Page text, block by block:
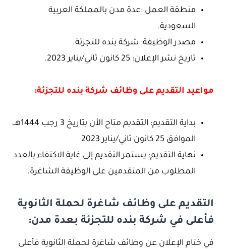
منطقة العمل :عدة مدن بالمملكة العربية
السعودية.
مصدر الوظيفة: شركة بنده للتجزئة.
تاريخ نشر الإعلان: 25 كانون ثاني/يناير 2023.
مواعيد التقديم على وظائف شركة بنده للتجزئة:
بداية التقديم: التقديم متاح الأن بتاريخ 3 رجب 1444هـ،
الموافق 25 كانون ثاني/يناير 2023
نهاية التقديم: يستمر التقديم إلى غاية الاكتفاء بالعدد
المطلوب من المتقدمين على الوظيفة الشاغرة.
التقديم على وظائف شاغرة لحملة الثانوية
فأعلى في شركة بنده للتجزئة بعدة مدن:
في ختام الإعلان عن وظائف شاغرة لحملة الثانوية فأعلى